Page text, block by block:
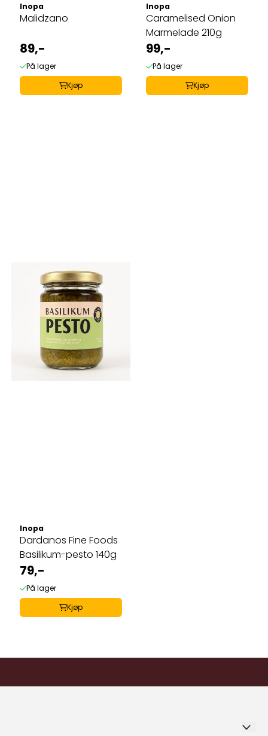
Inopa
Malidzano
89,-
På lager
Kjøp
Inopa
Caramelised Onion
Marmelade 210g
99,-
På lager
Kjøp
Inopa
Dardanos Fine Foods
Basilikum-pesto 140g
79,-
På lager
Kjøp